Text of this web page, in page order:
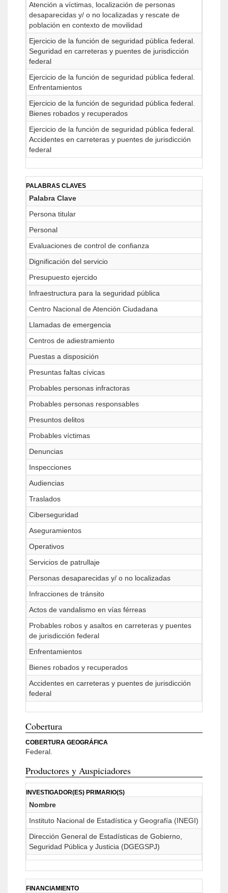
Atención a víctimas, localización de personas
desaparecidas y/ o no localizadas y rescate de
población en contexto de movilidad
Ejercicio de la función de seguridad pública federal.
Seguridad en carreteras y puentes de jurisdicción
federal
Ejercicio de la función de seguridad pública federal.
Enfrentamientos
Ejercicio de la función de seguridad pública federal.
Bienes robados y recuperados
Ejercicio de la función de seguridad pública federal.
Accidentes en carreteras y puentes de jurisdicción
federal
PALABRAS CLAVES
Palabra Clave
Persona titular
Personal
Evaluaciones de control de confianza
Dignificación del servicio
Presupuesto ejercido
Infraestructura para la seguridad pública
Centro Nacional de Atención Ciudadana
Llamadas de emergencia
Centros de adiestramiento
Puestas a disposición
Presuntas faltas cívicas
Probables personas infractoras
Probables personas responsables
Presuntos delitos
Probables víctimas
Denuncias
Inspecciones
Audiencias
Traslados
Ciberseguridad
Aseguramientos
Operativos
Servicios de patrullaje
Personas desaparecidas y/ o no localizadas
Infracciones de tránsito
Actos de vandalismo en vías férreas
Probables robos y asaltos en carreteras y puentes
de jurisdicción federal
Enfrentamientos
Bienes robados y recuperados
Accidentes en carreteras y puentes de jurisdicción
federal
Cobertura
COBERTURA GEOGRÁFICA
Federal.
Productores y Auspiciadores
INVESTIGADOR(ES) PRIMARIO(S)
Nombre
Instituto Nacional de Estadística y Geografía (INEGI)
Dirección General de Estadísticas de Gobierno,
Seguridad Pública y Justicia (DGEGSPJ)
FINANCIAMIENTO